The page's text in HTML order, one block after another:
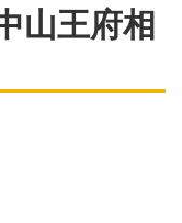
山王府相